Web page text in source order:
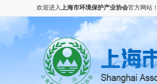
欢迎进入上海市环境保护产业协会官方网站！